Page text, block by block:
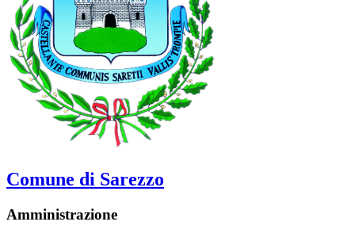
Comune di Sarezzo
Amministrazione